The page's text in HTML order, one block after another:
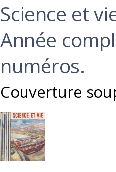
‎Science et
Année
numéros.‎
‎Couverture